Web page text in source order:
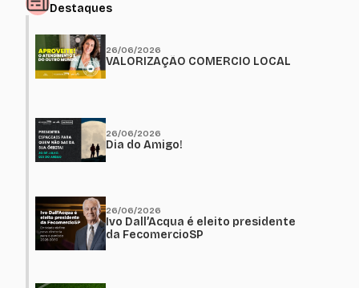
Destaques
26/06/2026
VALORIZAÇÃO COMERCIO LOCAL
26/06/2026
Dia do Amigo!
26/06/2026
Ivo Dall’Acqua é eleito presidente
da FecomercioSP